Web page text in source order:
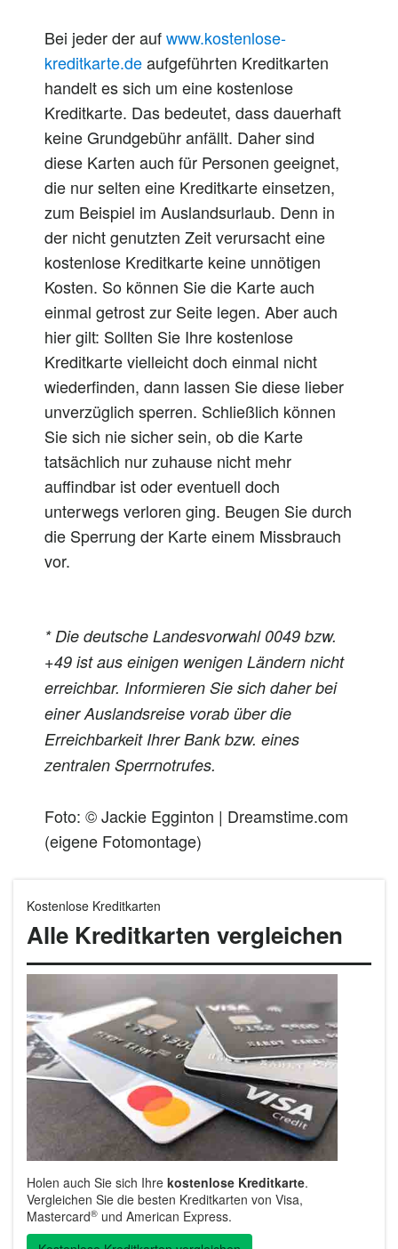
Bei jeder der aufwww.kostenlose-
kreditkarte.deaufgeführten Kreditkarten
handelt es sich um eine kostenlose
Kreditkarte. Das bedeutet, dass dauerhaft
keine Grundgebühr anfällt. Daher sind
diese Karten auch für Personen geeignet,
die nur selten eine Kreditkarte einsetzen,
zum Beispiel im Auslandsurlaub. Denn in
der nicht genutzten Zeit verursacht eine
kostenlose Kreditkarte keine unnötigen
Kosten. So können Sie die Karte auch
einmal getrost zur Seite legen. Aber auch
hier gilt: Sollten Sie Ihre kostenlose
Kreditkarte vielleicht doch einmal nicht
wiederfinden, dann lassen Sie diese lieber
unverzüglich sperren. Schließlich können
Sie sich nie sicher sein, ob die Karte
tatsächlich nur zuhause nicht mehr
auffindbar ist oder eventuell doch
unterwegs verloren ging. Beugen Sie durch
die Sperrung der Karte einem Missbrauch
vor.
* Die deutsche Landesvorwahl 0049 bzw.
+49 ist aus einigen wenigen Ländern nicht
erreichbar. Informieren Sie sich daher bei
einer Auslandsreise vorab über die
Erreichbarkeit Ihrer Bank bzw. eines
zentralen Sperrnotrufes.
Foto: © Jackie Egginton | Dreamstime.com
(eigene Fotomontage)
Kostenlose Kreditkarten
Alle Kreditkarten vergleichen
Holen auch Sie sich Ihre kostenlose Kreditkarte.
Vergleichen Sie die besten Kreditkarten von Visa,
Mastercard® und American Express.